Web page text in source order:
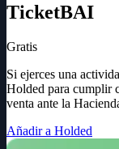
TicketBAI
Gratis
Si ejerces una
Holded para cumplir
venta ante la
Añadir a Holded